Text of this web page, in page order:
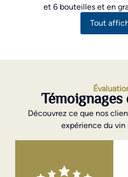
et 6 bouteilles et en
Tout
Découvrez ce que nos
expérience du vin